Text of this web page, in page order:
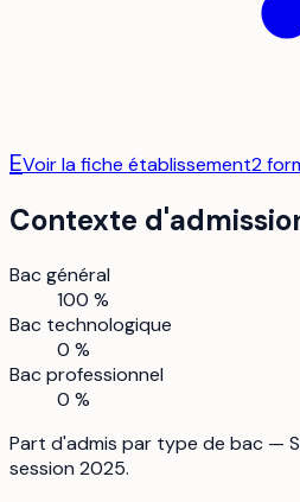
EVoir la fiche établissement2
Contexte
Bac général
100 %
Bac technologique
0 %
Bac professionnel
0 %
Part d'admis par type de bac —
session 2025.